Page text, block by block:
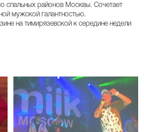
спальных районов Москвы. Сочетает
мужской галантностью.
на тимирязевской к середине недели